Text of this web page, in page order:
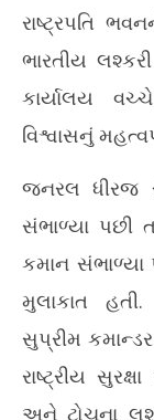
સેના પ્રમુખ
ચર્ચા
July
2026
રાષ્ટ્રપતિ
ભારતીય
કાર્યાલય
વિશ્વાસનું
જનરલ ધીરજ
સંભાળ્યા પછી
કમાન સંભાળ્યા
મુલાકાત હતી.
સુપ્રીમ
રાષ્ટ્રીય
અને ટોચના